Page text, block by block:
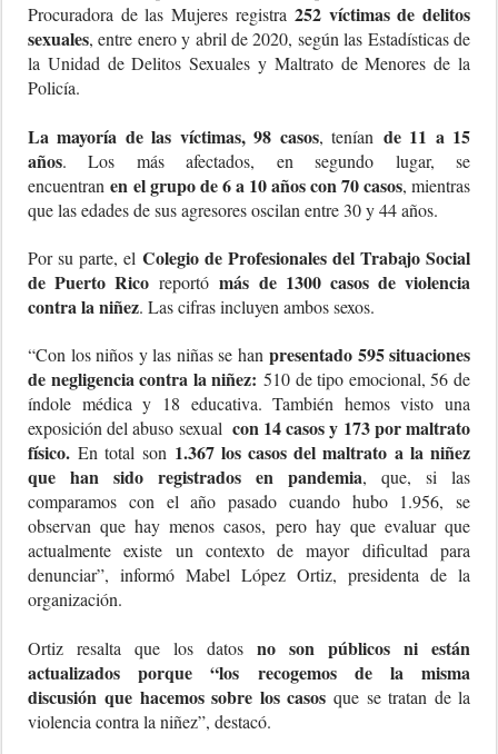
Procuradora de las Mujeres registra252 víctimas de delitos
sexuales, entre enero y abril de 2020, según las Estadísticas de
la Unidad de Delitos Sexuales y Maltrato de Menores de la
Policía.
La mayoría de las víctimas, 98 casos, tenían de 11 a 15
años. Los más afectados, en segundo lugar, se
encuentran en el grupo de 6 a 10 años con 70 casos, mientras
que las edades de sus agresores oscilan entre 30 y 44 años.
Por su parte, el Colegio de Profesionales del Trabajo Social
de Puerto Rico reportómás de 1300 casos de violencia
contra la niñez. Las cifras incluyen ambos sexos.
“Con los niños y las niñas se han presentado 595 situaciones
de negligencia contra la niñez: 510 de tipo emocional, 56 de
índole médica y 18 educativa. También hemos visto una
exposición del abuso sexual con 14 casos y 173 por maltrato
físico. En total son 1.367 los casos del maltrato a la niñez
que han sido registrados en pandemia, que, si las
comparamos con el año pasado cuando hubo 1.956, se
observan que hay menos casos, pero hay que evaluar que
actualmente existe un contexto de mayor dificultad para
denunciar”, informó Mabel López Ortiz, presidenta de la
organización.
Ortiz resalta que los datosno son públicos ni están
actualizados porque “los recogemos de la misma
discusión que hacemos sobre los casos que se tratan de la
violencia contra la niñez”, destacó.